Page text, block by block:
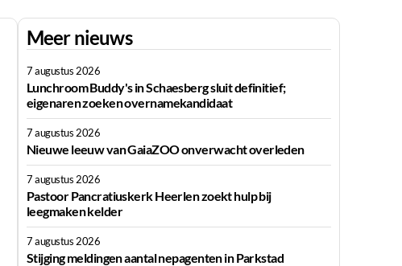
Meer nieuws
7 augustus 2026
Lunchroom Buddy's in Schaesberg sluit definitief;
eigenaren zoeken overnamekandidaat
7 augustus 2026
Nieuwe leeuw van GaiaZOO onverwacht overleden
7 augustus 2026
Pastoor Pancratiuskerk Heerlen zoekt hulp bij
leegmaken kelder
7 augustus 2026
Stijging meldingen aantal nepagenten in Parkstad